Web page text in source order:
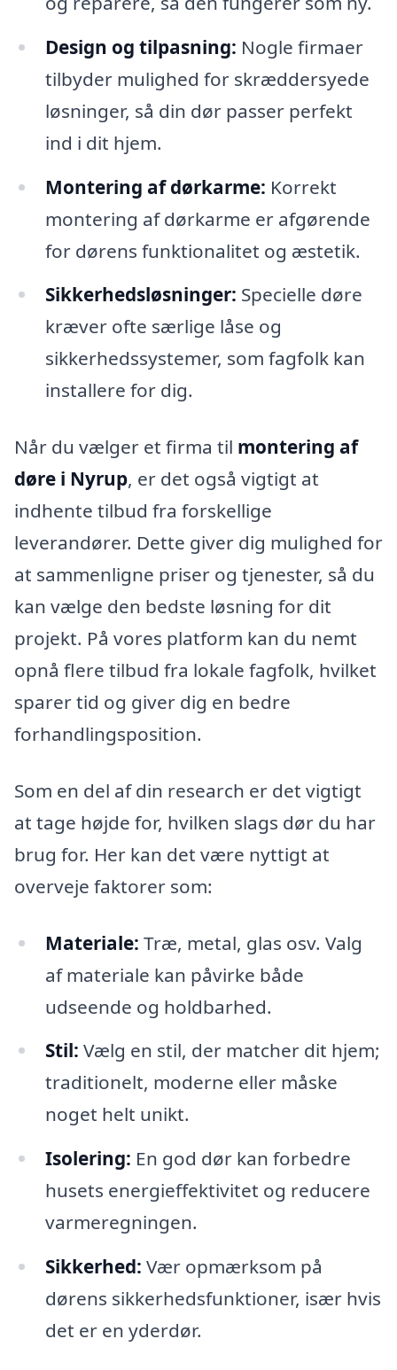
Design og tilpasning: Nogle firmaer
tilbyder mulighed for skræddersyede
løsninger, så din dør passer perfekt
ind i dit hjem.
Montering af dørkarme: Korrekt
montering af dørkarme er afgørende
for dørens funktionalitet og æstetik.
Sikkerhedsløsninger: Specielle døre
kræver ofte særlige låse og
sikkerhedssystemer, som fagfolk kan
installere for dig.
Når du vælger et firma til montering af
døre i Nyrup, er det også vigtigt at
indhente tilbud fra forskellige
leverandører. Dette giver dig mulighed for
at sammenligne priser og tjenester, så du
kan vælge den bedste løsning for dit
projekt. På vores platform kan du nemt
opnå flere tilbud fra lokale fagfolk, hvilket
sparer tid og giver dig en bedre
forhandlingsposition.
Som en del af din research er det vigtigt
at tage højde for, hvilken slags dør du har
brug for. Her kan det være nyttigt at
overveje faktorer som:
Materiale: Træ, metal, glas osv. Valg
af materiale kan påvirke både
udseende og holdbarhed.
Stil: Vælg en stil, der matcher dit hjem;
traditionelt, moderne eller måske
noget helt unikt.
Isolering: En god dør kan forbedre
husets energieffektivitet og reducere
varmeregningen.
Sikkerhed: Vær opmærksom på
dørens sikkerhedsfunktioner, især hvis
det er en yderdør.